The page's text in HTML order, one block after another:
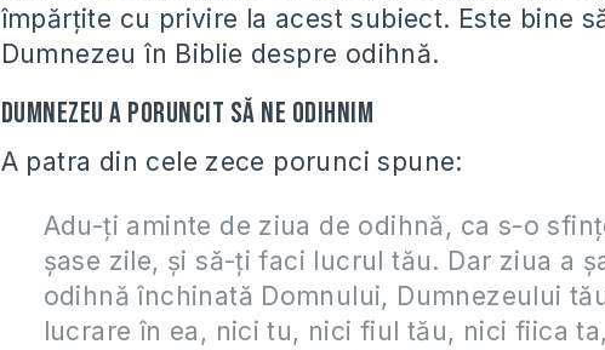
împărţite cu privire la acest subiect. Este bine
Dumnezeu în Biblie despre odihnă.
Dumnezeu a poruncit să ne odihnim
A patra din cele zece porunci spune:
Adu-ţi aminte de ziua de odihnă, ca s-o
şase zile, şi să-ţi faci lucrul tău. Dar ziua a
odihnă închinată Domnului, Dumnezeului
lucrare în ea, nici tu, nici fiul tău, nici fiica